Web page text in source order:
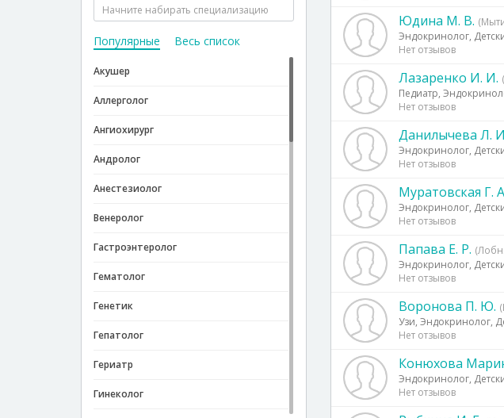
Юдина М. В.
Эндокринолог,
Нет отзывов
Лазаренко И. И.
Педиатр,
Нет отзывов
Данилычева Л.
Эндокринолог,
Нет отзывов
Муратовская Г.
Эндокринолог,
Нет отзывов
Папава Е. Р.
Эндокринолог,
Нет отзывов
Воронова П. Ю.
Узи, Эндокринолог,
Нет отзывов
Конюхова
Эндокринолог,
Нет отзывов
Популярные Весь список
Акушер
Аллерголог
Ангиохирург
Андролог
Анестезиолог
Венеролог
Гастроэнтеролог
Гематолог
Генетик
Гепатолог
Гериатр
Гинеколог